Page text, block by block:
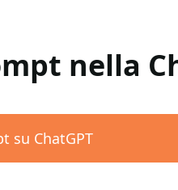
nella
su ChatGPT